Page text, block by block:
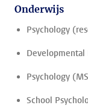
Onderwijs
Psychology
Psychology
School